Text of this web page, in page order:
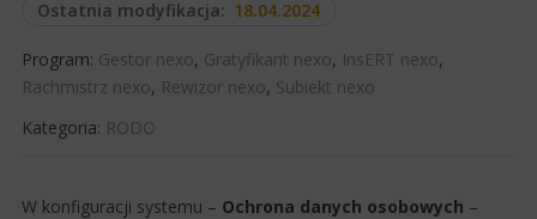
Ostatnia modyfikacja: 18.04.2024
Program: Gestor nexo, Gratyfikant nexo, InsERT nexo,
Rachmistrz nexo, Rewizor nexo, Subiekt nexo
Kategoria: RODO
W konfi​​guracji systemu – Ochrona danych osobowych –